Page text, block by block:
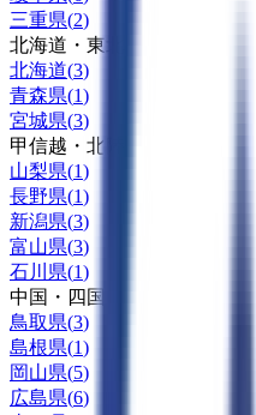
三重県(2)
北海道・東北
北海道(3)
青森県(1)
宮城県(3)
甲信越・北陸
山梨県(1)
長野県(1)
新潟県(3)
富山県(3)
石川県(1)
中国・四国
鳥取県(3)
島根県(1)
岡山県(5)
広島県(6)